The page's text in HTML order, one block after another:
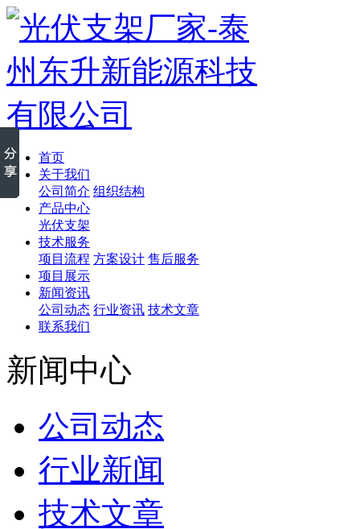
首页
关于我们
公司简介 组织结构
产品中心
光伏支架
技术服务
项目流程 方案设计 售后服务
项目展示
新闻资讯
公司动态 行业资讯 技术文章
联系我们
新闻中心
公司动态
行业新闻
技术文章